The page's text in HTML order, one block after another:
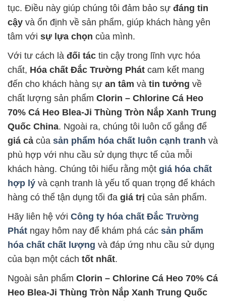
tục. Điều này giúp chúng tôi đảm bảo sự đáng tin
cậy và ổn định về sản phẩm, giúp khách hàng yên
tâm với sự lựa chọn của mình.
Với tư cách là đối tác tin cậy trong lĩnh vực hóa
chất, Hóa chất Đắc Trường Phát cam kết mang
đến cho khách hàng sự an tâm và tin tưởng về
chất lượng sản phẩm Clorin – Chlorine Cá Heo
70% Cá Heo Blea-Ji Thùng Tròn Nắp Xanh Trung
Quốc China. Ngoài ra, chúng tôi luôn cố gắng để
giá cả của sản phẩm hóa chất luôn cạnh tranh và
phù hợp với nhu cầu sử dụng thực tế của mỗi
khách hàng. Chúng tôi hiểu rằng một giá hóa chất
hợp lý và cạnh tranh là yếu tố quan trọng để khách
hàng có thể tận dụng tối đa giá trị của sản phẩm.
Hãy liên hệ với Công ty hóa chất Đắc Trường
Phát ngay hôm nay để khám phá các sản phẩm
hóa chất chất lượng và đáp ứng nhu cầu sử dụng
của bạn một cách tốt nhất.
Ngoài sản phẩm Clorin – Chlorine Cá Heo 70% Cá
Heo Blea-Ji Thùng Tròn Nắp Xanh Trung Quốc